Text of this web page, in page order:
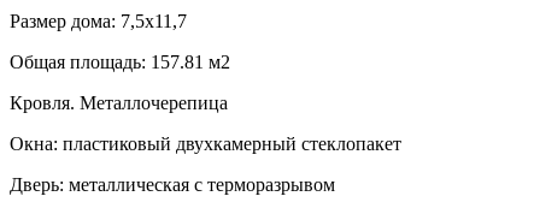
Размер дома: 7,5х11,7
Общая площадь: 157.81 м2
Кровля. Металлочерепица
Окна: пластиковый двухкамерный стеклопакет
Дверь: металлическая с терморазрывом